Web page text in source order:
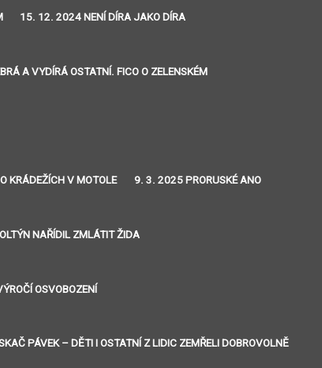
15. 12. 2024 NENÍ DÍRA JAKO DÍRA
A VYDÍRÁ OSTATNÍ. FICO O ZELENSKÉM
KRÁDEŽÍCH V MOTOLE 9. 3. 2025 PRORUSKÉ ANO
NAŘÍDIL ZMLÁTIT ŽIDA
OSVOBOZENÍ
PÁVEK – DĚTI I OSTATNÍ Z LIDIC ZEMŘELI DOBROVOLNĚ